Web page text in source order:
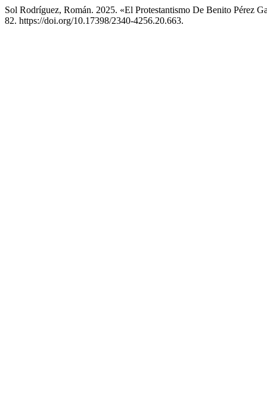
Sol Rodríguez, Román. 2025. «El Protestantismo De Benito Pérez
82. https://doi.org/10.17398/2340-4256.20.663.